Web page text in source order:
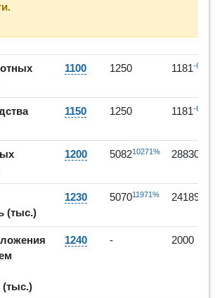
1100 1250 1181-6%
1150 1250 1181-6%
1200 508210271% 28830
(тыс.)
1230 507011971% 24189
(тыс.)
1240 - 2000